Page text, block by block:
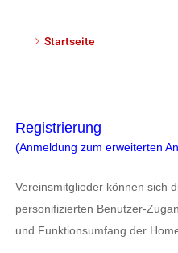
Startseite
Registrierung
(Anmeldung zum erweiterten
Vereinsmitglieder können sich
personifizierten Benutzer-
und Funktionsumfang der